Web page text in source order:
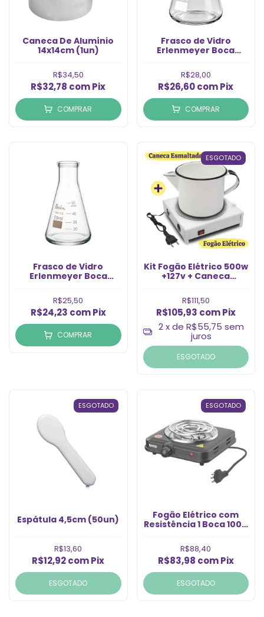
Caneca De Alumínio
14x14cm (1un)
R$34,50
R$32,78 comPix
COMPRAR
Frasco de Vidro
Erlenmeyer Boca
R$28,00
R$26,60comPix
COMPRAR
Frasco de Vidro
Erlenmeyer Boca
R$25,50
R$24,23 com Pix
COMPRAR
ESGOTADO
Kit Fogão Elétrico 500w
+127v + Caneca
R$111,50
R$105,93 com Pix
2 x deR$55,75 sem
juros
ESGOTADO
ESGOTADO
Espátula 4,5cm (50un)
R$13,60
R$12,92comPix
ESGOTADO
ESGOTADO
Fogão Elétrico com
Resistência 1 Boca 1000
R$88,40
R$83,98 com Pix
ESGOTADO